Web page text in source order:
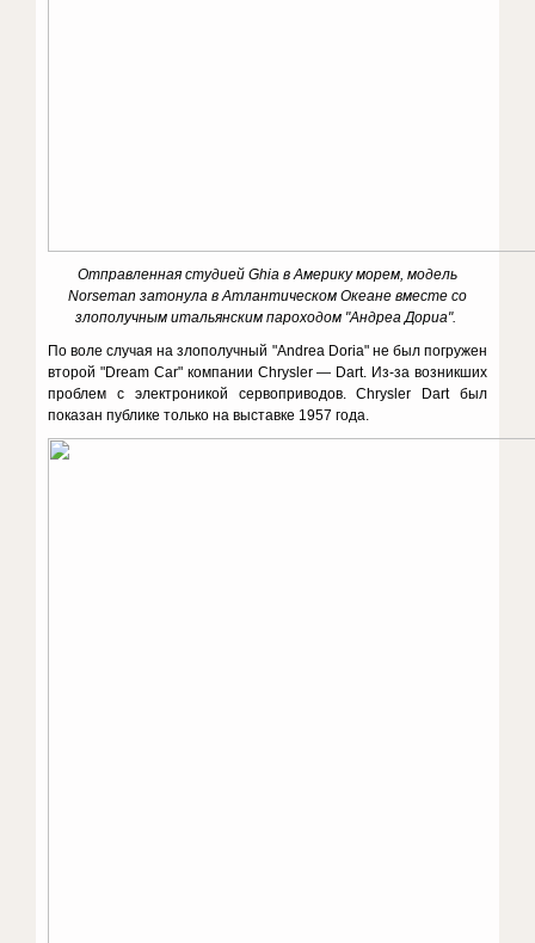
Отправленная студией Ghia в Америку морем, модель
Norseman затонула в Атлантическом Океане вместе со
злополучным итальянским пароходом "Андреа Дориа".
По воле случая на злополучный "Andrea Doria" не был погружен
второй "Dream Car" компании Chrysler — Dart. Из-за возникших
проблем с электроникой сервоприводов. Chrysler Dart был
показан публике только на выставке 1957 года.